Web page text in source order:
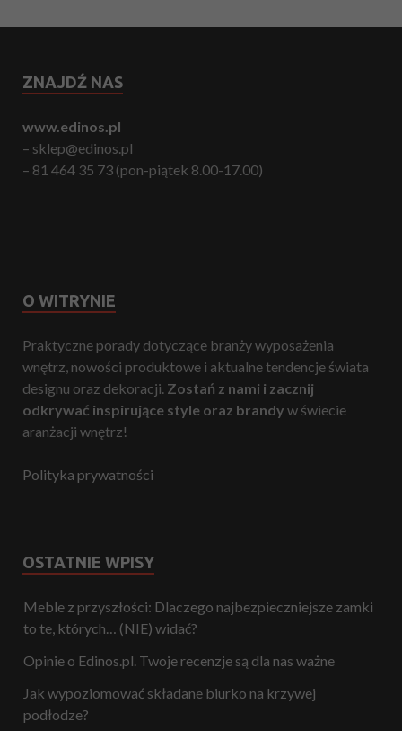
ZNAJDŹ NAS
www.edinos.pl
– sklep@edinos.pl
– 81 464 35 73 (pon-piątek 8.00-17.00)
O WITRYNIE
Praktyczne porady dotyczące branży wyposażenia
wnętrz, nowości produktowe i aktualne tendencje świata
designu oraz dekoracji. Zostań z nami i zacznij
odkrywać inspirujące style oraz brandy w świecie
aranżacji wnętrz!
Polityka prywatności
OSTATNIE WPISY
Meble z przyszłości: Dlaczego najbezpieczniejsze zamki
to te, których… (NIE) widać?
Opinie o Edinos.pl. Twoje recenzje są dla nas ważne
Jak wypoziomować składane biurko na krzywej
podłodze?